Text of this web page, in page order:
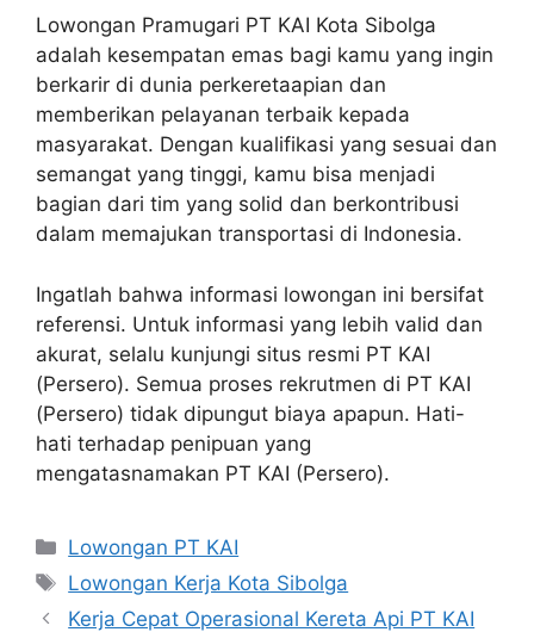
Lowongan Pramugari PT KAI Kota Sibolga
adalah kesempatan emas bagi kamu yang ingin
berkarir di dunia perkeretaapian dan
memberikan pelayanan terbaik kepada
masyarakat. Dengan kualifikasi yang sesuai dan
semangat yang tinggi, kamu bisa menjadi
bagian dari tim yang solid dan berkontribusi
dalam memajukan transportasi di Indonesia.
Ingatlah bahwa informasi lowongan ini bersifat
referensi. Untuk informasi yang lebih valid dan
akurat, selalu kunjungi situs resmi PT KAI
(Persero). Semua proses rekrutmen di PT KAI
(Persero) tidak dipungut biaya apapun. Hati-
hati terhadap penipuan yang
mengatasnamakan PT KAI (Persero).
Categories
Lowongan PT KAI
Tags
Lowongan Kerja Kota Sibolga
Kerja Cepat Operasional Kereta Api PT KAI